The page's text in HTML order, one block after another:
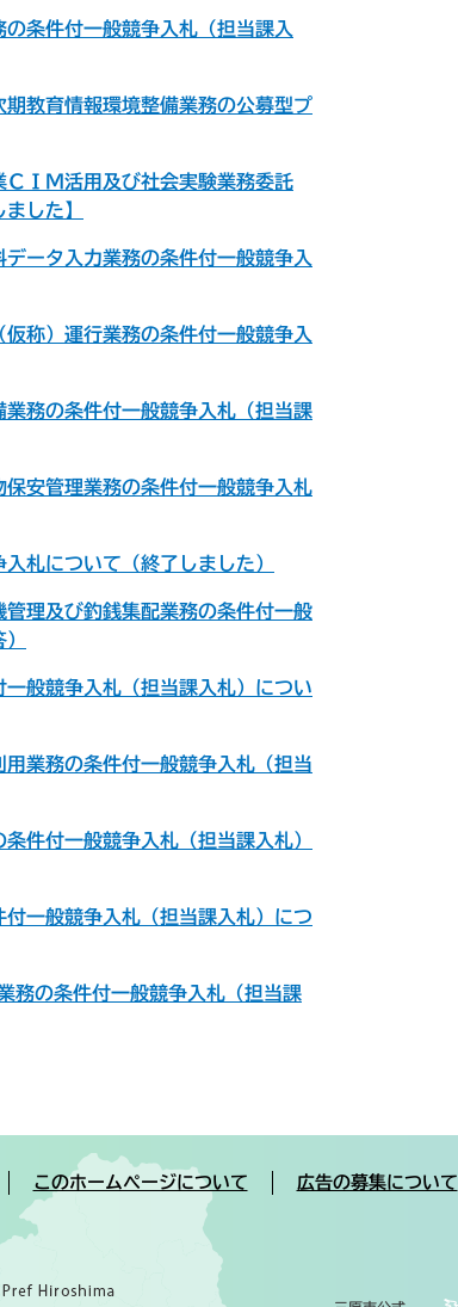
条件付一般競争入札（担当課入
期教育情報環境整備業務の公募型プ
ＩＭ活用及び社会実験業務委託
した】
ータ入力業務の条件付一般競争入
称）運行業務の条件付一般競争入
業務の条件付一般競争入札（担当課
保安管理業務の条件付一般競争入札
札について（終了しました）
管理及び釣銭集配業務の条件付一般
般競争入札（担当課入札）につい
用業務の条件付一般競争入札（担当
件付一般競争入札（担当課入札）
一般競争入札（担当課入札）につ
務の条件付一般競争入札（担当課
このホームページについて 広告の募集について